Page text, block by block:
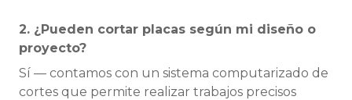
2. ¿Pueden cortar placas según mi diseño o
proyecto?
Sí — contamos con un sistema computarizado de
cortes que permite realizar trabajos precisos